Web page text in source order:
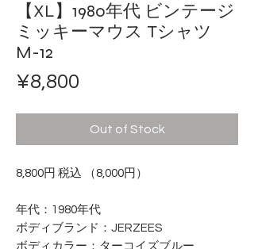
【XL】1980年代 ビンテージ
ミッキーマウス Tシャツ
M-12
¥8,800
Out of Stock
8,800円 税込 （8,000円）
年代：1980年代
ボディブランド：JERZEES
ボディカラー：ターコイズブルー